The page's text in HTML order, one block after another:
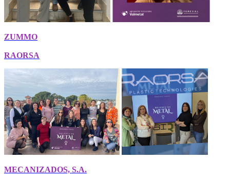
ZUMMO
RAORSA
MECANIZADOS, S.A.